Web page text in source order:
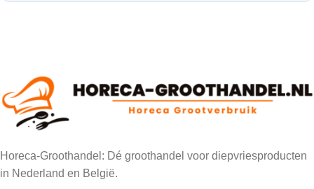
Horeca-Groothandel: Dé groothandel voor diepvriesproducten
in Nederland en België.